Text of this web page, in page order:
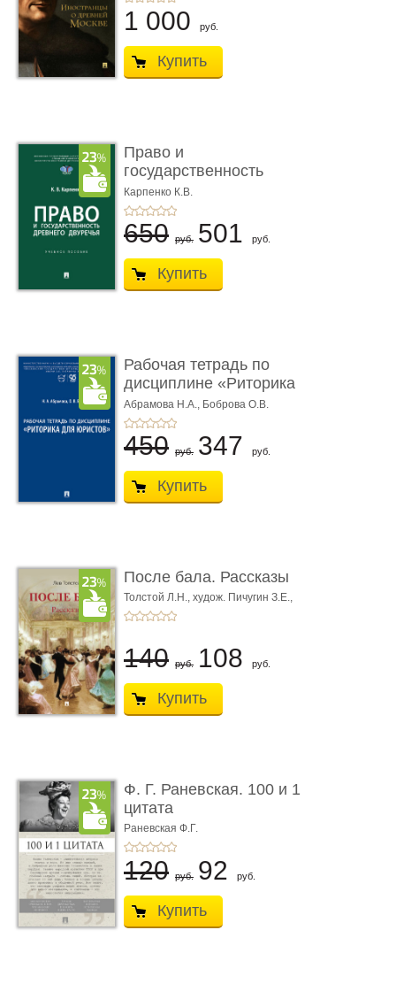
1 000 руб.
Купить
Право и
государственность
Древнего Двуречья. �
...
Карпенко К.В.
650 руб. 501 руб.
Купить
Рабочая тетрадь по
дисциплине «Риторика
для ю� ...
Абрамова Н.А., Боброва О.В.
450 руб. 347 руб.
Купить
После бала. Рассказы
Толстой Л.Н., худож. Пичугин З.Е.,
худож. Лебедев А.И.,
140 руб. 108 руб.
Купить
Ф. Г. Раневская. 100 и 1
цитата
Раневская Ф.Г.
120 руб. 92 руб.
Купить